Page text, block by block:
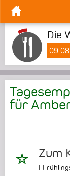
Die
09.08
für
Zum
[